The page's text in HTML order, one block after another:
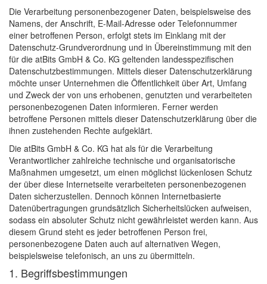
Die Verarbeitung personenbezogener Daten, beispielsweise des
Namens, der Anschrift, E-Mail-Adresse oder Telefonnummer
einer betroffenen Person, erfolgt stets im Einklang mit der
Datenschutz-Grundverordnung und in Übereinstimmung mit den
für die atBits GmbH & Co. KG geltenden landesspezifischen
Datenschutzbestimmungen. Mittels dieser Datenschutzerklärung
möchte unser Unternehmen die Öffentlichkeit über Art, Umfang
und Zweck der von uns erhobenen, genutzten und verarbeiteten
personenbezogenen Daten informieren. Ferner werden
betroffene Personen mittels dieser Datenschutzerklärung über die
ihnen zustehenden Rechte aufgeklärt.
Die atBits GmbH & Co. KG hat als für die Verarbeitung
Verantwortlicher zahlreiche technische und organisatorische
Maßnahmen umgesetzt, um einen möglichst lückenlosen Schutz
der über diese Internetseite verarbeiteten personenbezogenen
Daten sicherzustellen. Dennoch können Internetbasierte
Datenübertragungen grundsätzlich Sicherheitslücken aufweisen,
sodass ein absoluter Schutz nicht gewährleistet werden kann. Aus
diesem Grund steht es jeder betroffenen Person frei,
personenbezogene Daten auch auf alternativen Wegen,
beispielsweise telefonisch, an uns zu übermitteln.
1. Begriffsbestimmungen